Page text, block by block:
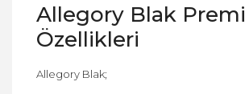
Allegory Blak
Özellikleri
Allegory Blak;